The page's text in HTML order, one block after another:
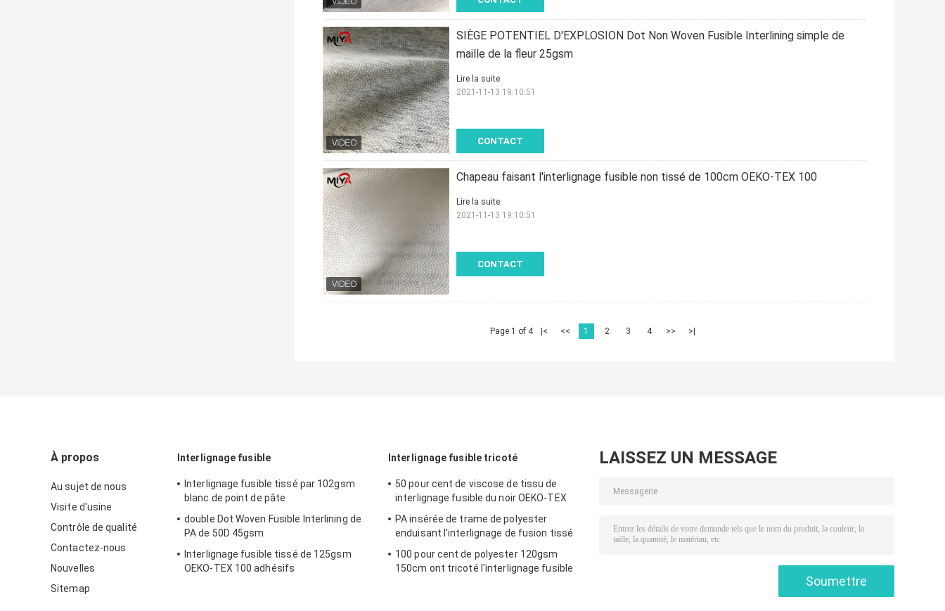
SIÈGE POTENTIEL D'EXPLOSION Dot Non Woven Fusible Interlining simple de
maille de la fleur 25gsm
CONTACT
Lire la suite
2021-11-13 19:10:51
Chapeau faisant l'interlignage fusible non tissé de 100cm OEKO-TEX 100
CONTACT
Lire la suite
2021-11-13 19:10:51
Page 1 of 4 |< << 1 2 3 4 >> >|
À propos
Au sujet de nous
Visite d'usine
Contrôle de qualité
Contactez-nous
Nouvelles
Sitemap
Interlignage fusible
Interlignage fusible tissé par 102gsm
blanc de point de pâte
double Dot Woven Fusible Interlining de
PA de 50D 45gsm
Interlignage fusible tissé de 125gsm
OEKO-TEX 100 adhésifs
Interlignage fusible tricoté
50 pour cent de viscose de tissu de
interlignage fusible du noir OEKO-TEX
PA insérée de trame de polyester
enduisant l'interlignage de fusion tissé
100 pour cent de polyester 120gsm
150cm ont tricoté l'interlignage fusible
LAISSEZ UN MESSAGE